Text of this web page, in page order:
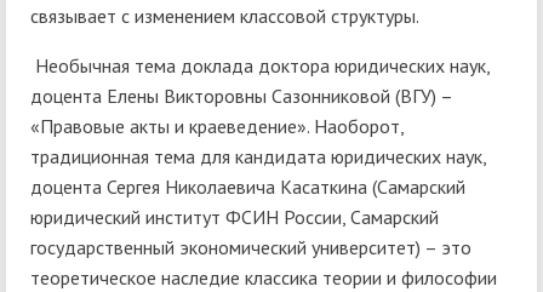
связывает с изменением классовой структуры.
Необычная тема доклада доктора юридических наук,
доцента Елены Викторовны Сазонниковой (ВГУ) –
«Правовые акты и краеведение». Наоборот,
традиционная тема для кандидата юридических наук,
доцента Сергея Николаевича Касаткина (Самарский
юридический институт ФСИН России, Самарский
государственный экономический университет) – это
теоретическое наследие классика теории и философии